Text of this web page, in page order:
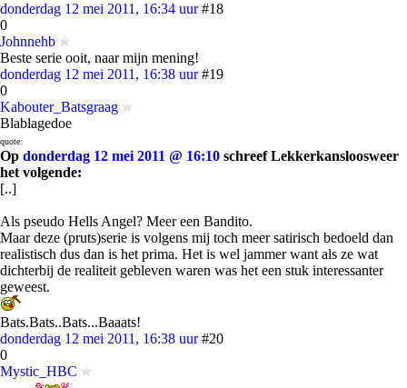
donderdag 12 mei 2011, 16:34 uur #18
0
Johnnehb
Beste serie ooit, naar mijn mening!
donderdag 12 mei 2011, 16:38 uur #19
0
Kabouter_Batsgraag
Blablagedoe
quote:
Op donderdag 12 mei 2011 @ 16:10 schreef Lekkerkansloosweer
het volgende:
[..]
Als pseudo Hells Angel? Meer een Bandito.
Maar deze (pruts)serie is volgens mij toch meer satirisch bedoeld dan
realistisch dus dan is het prima. Het is wel jammer want als ze wat
dichterbij de realiteit gebleven waren was het een stuk interessanter
geweest.
Bats.Bats..Bats...Baaats!
donderdag 12 mei 2011, 16:38 uur #20
0
Mystic_HBC